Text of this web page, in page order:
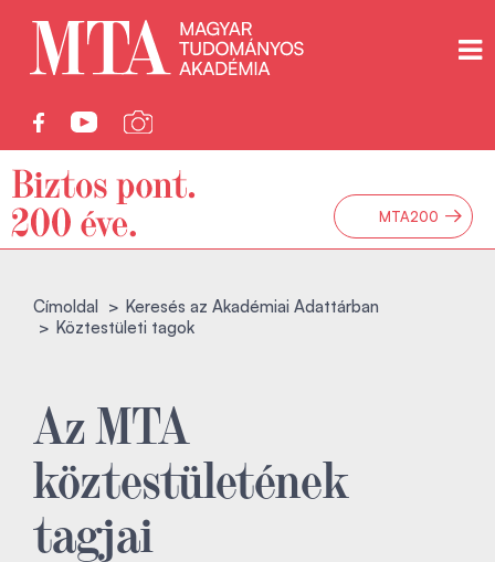
MTA200 →
Címoldal
Keresés az Akadémiai Adattárban
Köztestületi tagok
Az MTA
köztestületének
tagjai